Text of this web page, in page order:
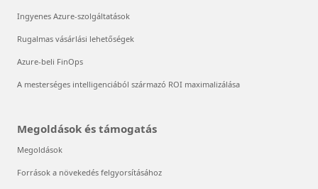
Ingyenes Azure-szolgáltatások
Rugalmas vásárlási lehetőségek
Azure-beli FinOps
A mesterséges intelligenciából származó ROI maximalizálása
Megoldások és támogatás
Megoldások
Források a növekedés felgyorsításához